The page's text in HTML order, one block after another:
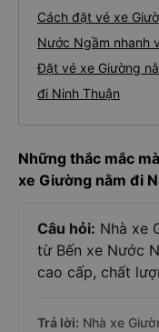
Cách đặt vé xe
Nước Ngầm nhanh
Đặt vé xe Giường
đi Ninh Thuận
Những thắc mắc
xe Giường nằm đi
Câu hỏi: Nhà xe
từ Bến xe Nước
cao cấp, chất
Trả lời: Nhà xe